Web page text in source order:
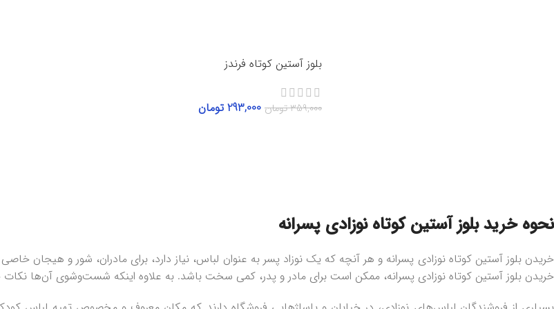
بلوز آستین کوتاه فرندز
359,000تومان 293,000 تومان
نحوه خرید بلوز آستین کوتاه نوزادی پسرانه
خریدن بلوز آستین کوتاه نوزادی پسرانه و هر آنچه که یک نوزاد پسر به عنوان لباس، نیاز دارد، برای مادران، شور و هیجان
خریدن بلوز آستین کوتاه نوزادی پسرانه، ممکن است برای مادر و پدر، کمی سخت باشد. به علاوه اینکه شست‌وشوی آن‌ها